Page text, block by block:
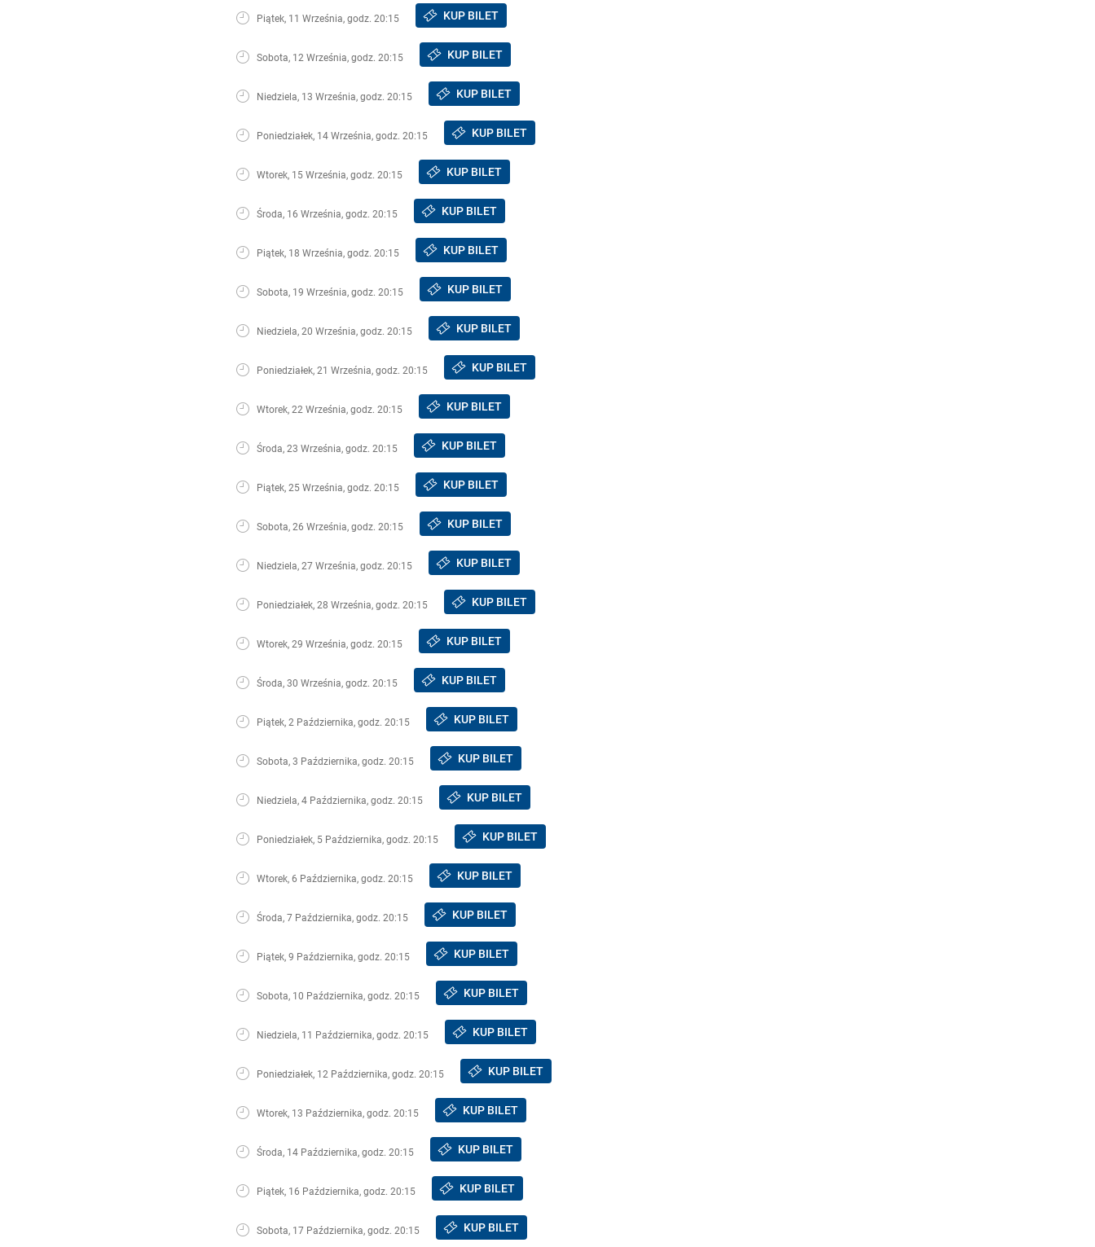
Piątek, 11 Września, godz. 20:15 KUP BILET
Sobota, 12 Września, godz. 20:15 KUP BILET
Niedziela, 13 Września, godz. 20:15 KUP BILET
Poniedziałek, 14 Września, godz. 20:15 KUP BILET
Wtorek, 15 Września, godz. 20:15 KUP BILET
Środa, 16 Września, godz. 20:15 KUP BILET
Piątek, 18 Września, godz. 20:15 KUP BILET
Sobota, 19 Września, godz. 20:15 KUP BILET
Niedziela, 20 Września, godz. 20:15 KUP BILET
Poniedziałek, 21 Września, godz. 20:15 KUP BILET
Wtorek, 22 Września, godz. 20:15 KUP BILET
Środa, 23 Września, godz. 20:15 KUP BILET
Piątek, 25 Września, godz. 20:15 KUP BILET
Sobota, 26 Września, godz. 20:15 KUP BILET
Niedziela, 27 Września, godz. 20:15 KUP BILET
Poniedziałek, 28 Września, godz. 20:15 KUP BILET
Wtorek, 29 Września, godz. 20:15 KUP BILET
Środa, 30 Września, godz. 20:15 KUP BILET
Piątek, 2 Października, godz. 20:15 KUP BILET
Sobota, 3 Października, godz. 20:15 KUP BILET
Niedziela, 4 Października, godz. 20:15 KUP BILET
Poniedziałek, 5 Października, godz. 20:15 KUP BILET
Wtorek, 6 Października, godz. 20:15 KUP BILET
Środa, 7 Października, godz. 20:15 KUP BILET
Piątek, 9 Października, godz. 20:15 KUP BILET
Sobota, 10 Października, godz. 20:15 KUP BILET
Niedziela, 11 Października, godz. 20:15 KUP BILET
Poniedziałek, 12 Października, godz. 20:15 KUP BILET
Wtorek, 13 Października, godz. 20:15 KUP BILET
Środa, 14 Października, godz. 20:15 KUP BILET
Piątek, 16 Października, godz. 20:15 KUP BILET
Sobota, 17 Października, godz. 20:15 KUP BILET